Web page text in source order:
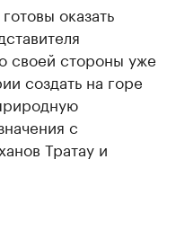
оказать
своей стороны уже
создать на горе
с
Тратау и